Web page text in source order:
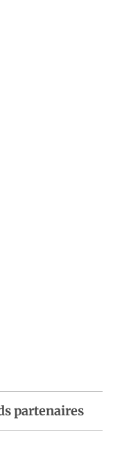
partenaires